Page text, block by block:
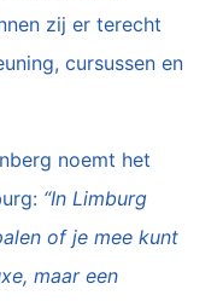
zij er terecht
cursussen en
noemt het
“In Limburg
of je mee kunt
maar een